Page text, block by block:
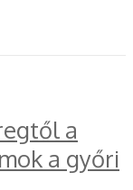
a
a győri